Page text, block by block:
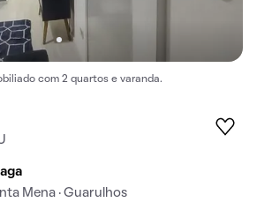
com 2 quartos e varanda.
Mena · Guarulhos